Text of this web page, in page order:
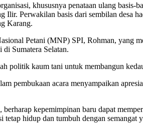
khususnya penataan ulang
Perwakilan basis dari sembilan desa
Karang.
Petani (MNP) SPI, Rohman, yang
Sumatera Selatan.
politik kaum tani untuk membangun
pembukaan acara menyampaikan
kepemimpinan baru dapat
tetap hidup dan tumbuh dengan